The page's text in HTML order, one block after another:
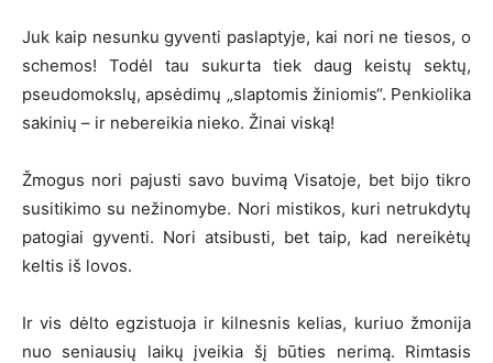
Juk kaip nesunku gyventi paslaptyje, kai nori ne tiesos, o
schemos! Todėl tau sukurta tiek daug keistų sektų,
pseudomokslų, apsėdimų „slaptomis žiniomis“. Penkiolika
sakinių – ir nebereikia nieko. Žinai viską!
Žmogus nori pajusti savo buvimą Visatoje, bet bijo tikro
susitikimo su nežinomybe. Nori mistikos, kuri netrukdytų
patogiai gyventi. Nori atsibusti, bet taip, kad nereikėtų
keltis iš lovos.
Ir vis dėlto egzistuoja ir kilnesnis kelias, kuriuo žmonija
nuo seniausių laikų įveikia šį būties nerimą. Rimtasis